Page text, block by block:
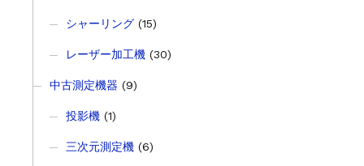
シャーリング(15)
レーザー加工機(30)
中古測定機器 (9)
投影機(1)
三次元測定機(6)